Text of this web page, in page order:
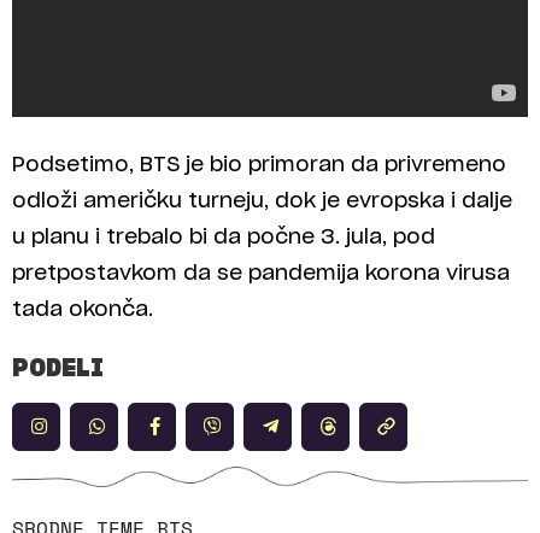
Podsetimo, BTS je bio primoran da privremeno
odloži američku turneju, dok je evropska i dalje
u planu i trebalo bi da počne 3. jula, pod
pretpostavkom da se pandemija korona virusa
tada okonča.
PODELI